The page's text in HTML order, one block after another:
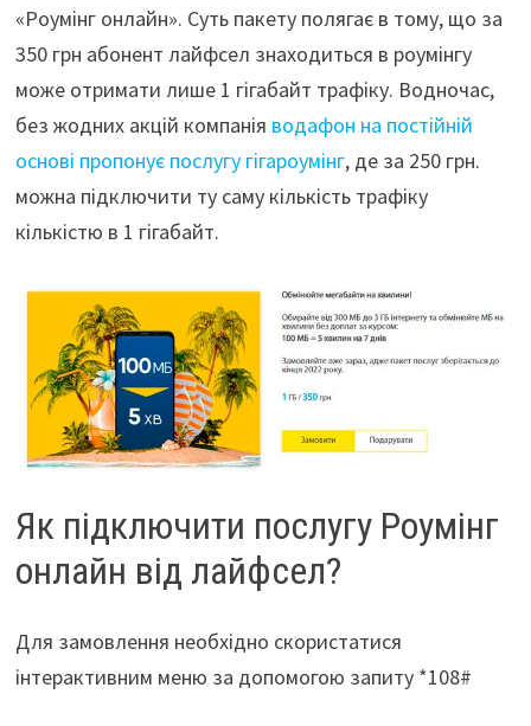
«Роумінг онлайн». Суть пакету полягає в тому, що за
350 грн абонент лайфсел знаходиться в роумінгу
може отримати лише 1 гігабайт трафіку. Водночас,
без жодних акцій компанія водафон на постійній
основі пропонує послугу гігароумінг, де за 250 грн.
можна підключити ту саму кількість трафіку
кількістю в 1 гігабайт.
Як підключити послугу Роумінг
онлайн від лайфсел?
Для замовлення необхідно скористатися
інтерактивним меню за допомогою запиту *108#